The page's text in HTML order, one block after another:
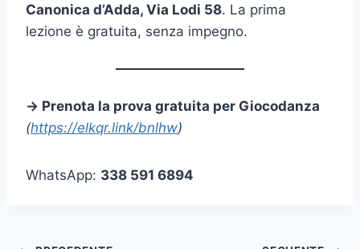
Canonica d’Adda, Via Lodi 58. La prima
lezione è gratuita, senza impegno.
→ Prenota la prova gratuita per Giocodanza
(https://elkqr.link/bnlhw)
WhatsApp: 338 591 6894